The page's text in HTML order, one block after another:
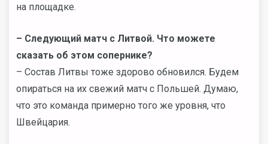
на площадке.
– Следующий матч с Литвой. Что можете
сказать об этом сопернике?
– Состав Литвы тоже здорово обновился. Будем
опираться на их свежий матч с Польшей. Думаю,
что это команда примерно того же уровня, что
Швейцария.